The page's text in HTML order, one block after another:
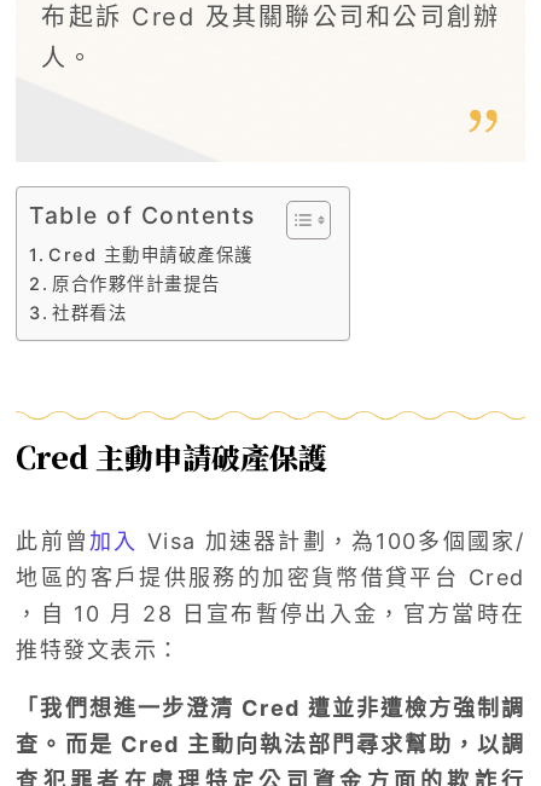
布起訴 Cred 及其關聯公司和公司創辦
人。
Table of Contents
Cred 主動申請破產保護
原合作夥伴計畫提告
社群看法
Cred 主動申請破產保護
此前曾 加入
Visa 加速器計劃，為100多個國家/
地區的客戶提供服務的加密貨幣借貸平台 Cred
，自 10 月 28 日宣布暫停出入金，官方當時在
推特發文表示：
「我們想進一步澄清 Cred 遭並非遭檢方強制調
查。而是 Cred 主動向執法部門尋求幫助，以調
查犯罪者在處理特定公司資金方面的欺詐行